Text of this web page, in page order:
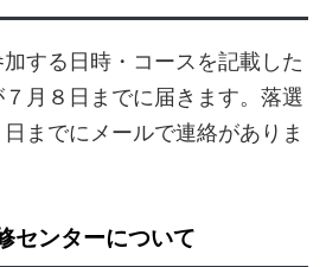
する日時・コースを記載した
７月８日までに届きます。落選
までにメールで連絡がありま
センターについて